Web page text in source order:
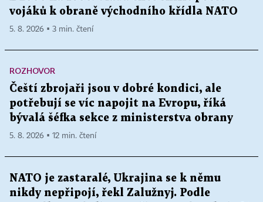
vojáků k obraně východního křídla NATO
5. 8. 2026 ▪ 3 min. čtení
ROZHOVOR
Čeští zbrojaři jsou v dobré kondici, ale
potřebují se víc napojit na Evropu, říká
bývalá šéfka sekce z ministerstva obrany
5. 8. 2026 ▪ 12 min. čtení
NATO je zastaralé, Ukrajina se k němu
nikdy nepřipojí, řekl Zalužnyj. Podle